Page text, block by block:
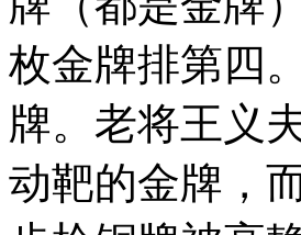
枚金牌排第四
牌。老将王义
动靶的金牌，